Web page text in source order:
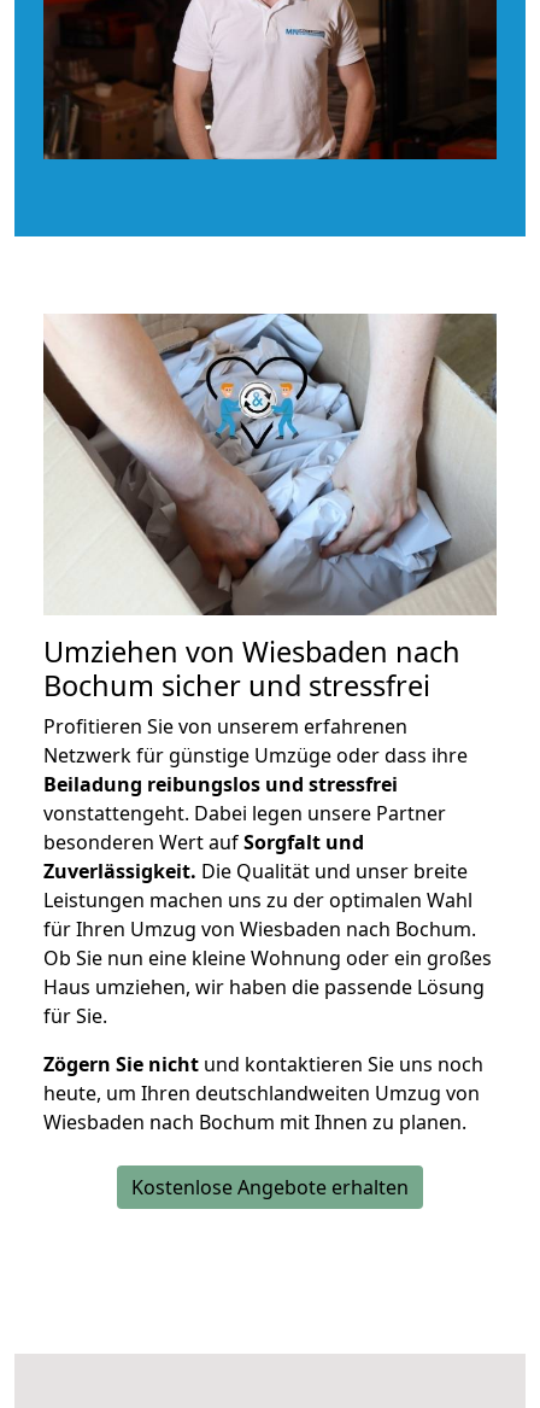
Umziehen von Wiesbaden nach
Bochum sicher und stressfrei
Profitieren Sie von unserem erfahrenen
Netzwerk für günstige Umzüge oder dass ihre
Beiladung reibungslos und stressfrei
vonstattengeht. Dabei legen unsere Partner
besonderen Wert aufSorgfalt und
Zuverlässigkeit. Die Qualität und unser breite
Leistungen machen uns zu der optimalen Wahl
für Ihren Umzug von Wiesbaden nach Bochum.
Ob Sie nun eine kleine Wohnung oder ein großes
Haus umziehen, wir haben die passende Lösung
für Sie.
Zögern Sie nicht und kontaktieren Sie uns noch
heute, um Ihren deutschlandweiten Umzug von
Wiesbaden nach Bochum mit Ihnen zu planen.
Kostenlose Angebote erhalten